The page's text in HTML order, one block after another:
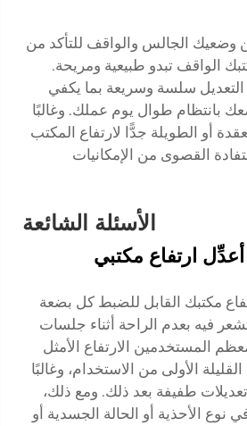
وضعيك الجالس والواقف للتأكد من
الواقف تبدو طبيعية ومريحة.
سلسة وسريعة بما يكفي
بانتظام طوال يوم عملك. وغالبًا
أو الطويلة جدًّا لارتفاع المكتب
القصوى من الإمكانيات
الأسئلة الشائعة
ارتفاع مكتبي
مكتبك القابل للضبط كل بضعة
فيه بعدم الراحة أثناء جلسات
المستخدمين الارتفاع الأمثل
الأولى من الاستخدام، وغالبًا
طفيفة بعد ذلك. ومع ذلك،
نوع الأحذية أو الحالة الجسدية أو